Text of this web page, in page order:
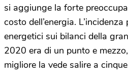
si aggiunge la forte
costo dell’energia.
energetici sui bilanci della
2020 era di un punto e
migliore la vede salire a